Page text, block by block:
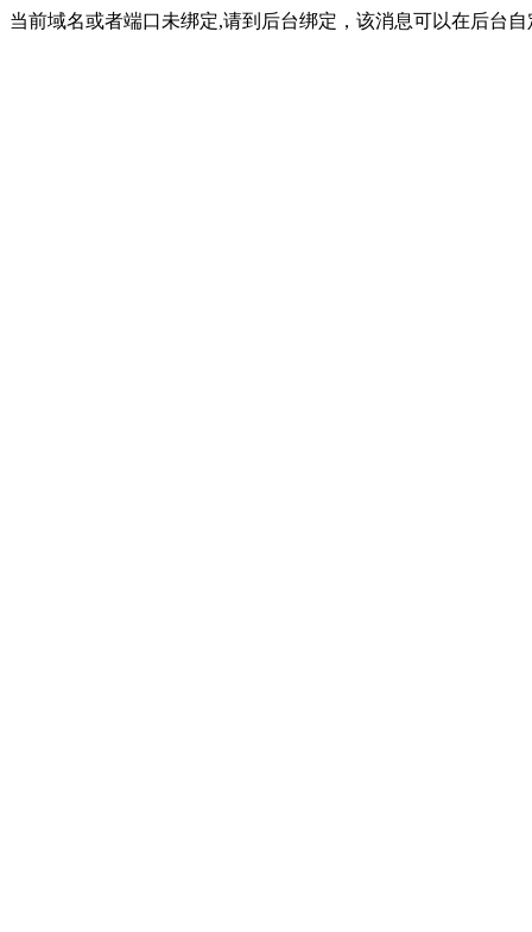
当前域名或者端口未绑定,请到后台绑定，该消息可以在后台自